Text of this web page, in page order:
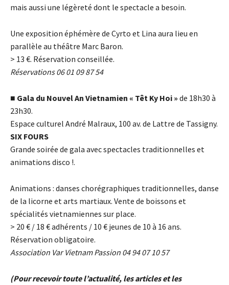
mais aussi une légèreté dont le spectacle a besoin.
Une exposition éphémère de Cyrto et Lina aura lieu en
parallèle au théâtre Marc Baron.
> 13 €. Réservation conseillée.
Réservations 06 01 09 87 54
■ Gala du Nouvel An Vietnamien « Têt Ky Hoi » de 18h30 à
23h30.
Espace culturel André Malraux, 100 av. de Lattre de Tassigny.
SIX FOURS
Grande soirée de gala avec spectacles traditionnelles et
animations disco !.
Animations : danses chorégraphiques traditionnelles, danse
de la licorne et arts martiaux. Vente de boissons et
spécialités vietnamiennes sur place.
> 20 € / 18 €adhérents / 10 € jeunes de 10 à 16 ans.
Réservation obligatoire.
Association Var Vietnam Passion 04 94 07 10 57
(Pour recevoir toute l’actualité, les articles et les